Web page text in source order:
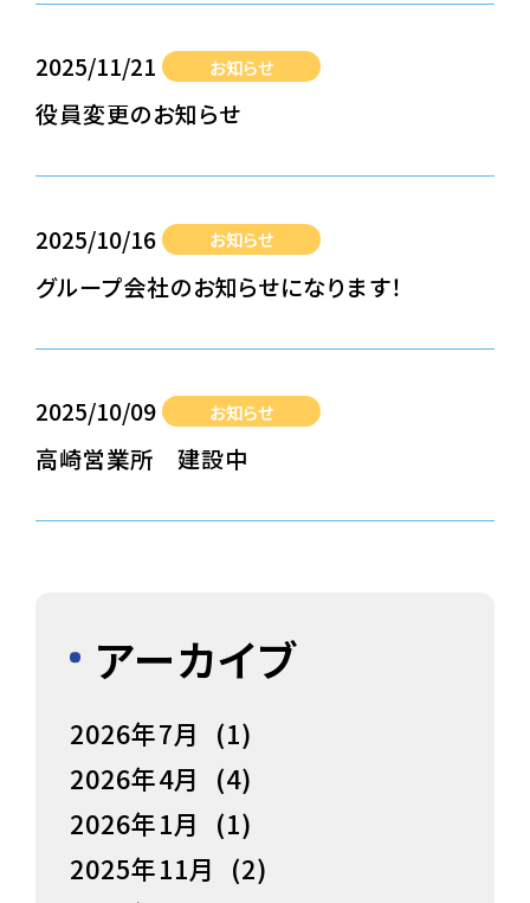
2025/11/21 お知らせ
役員変更のお知らせ
2025/10/16 お知らせ
グループ会社のお知らせになります！
2025/10/09 お知らせ
高崎営業所 建設中
アーカイブ
2026年7月
(1)
2026年4月
(4)
2026年1月
(1)
2025年11月
(2)